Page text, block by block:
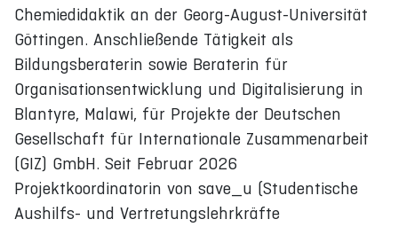
Chemiedidaktik an der Georg-August-Universität
Göttingen. Anschließende Tätigkeit als
Bildungsberaterin sowie Beraterin für
Organisationsentwicklung und Digitalisierung in
Blantyre, Malawi, für Projekte der Deutschen
Gesellschaft für Internationale Zusammenarbeit
(GIZ) GmbH. Seit Februar 2026
Projektkoordinatorin von save_u (Studentische
Aushilfs- und Vertretungslehrkräfte